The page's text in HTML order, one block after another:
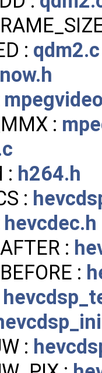
: qdm2.c
:
: h264.h
:
hevcdec.h
:
:
: